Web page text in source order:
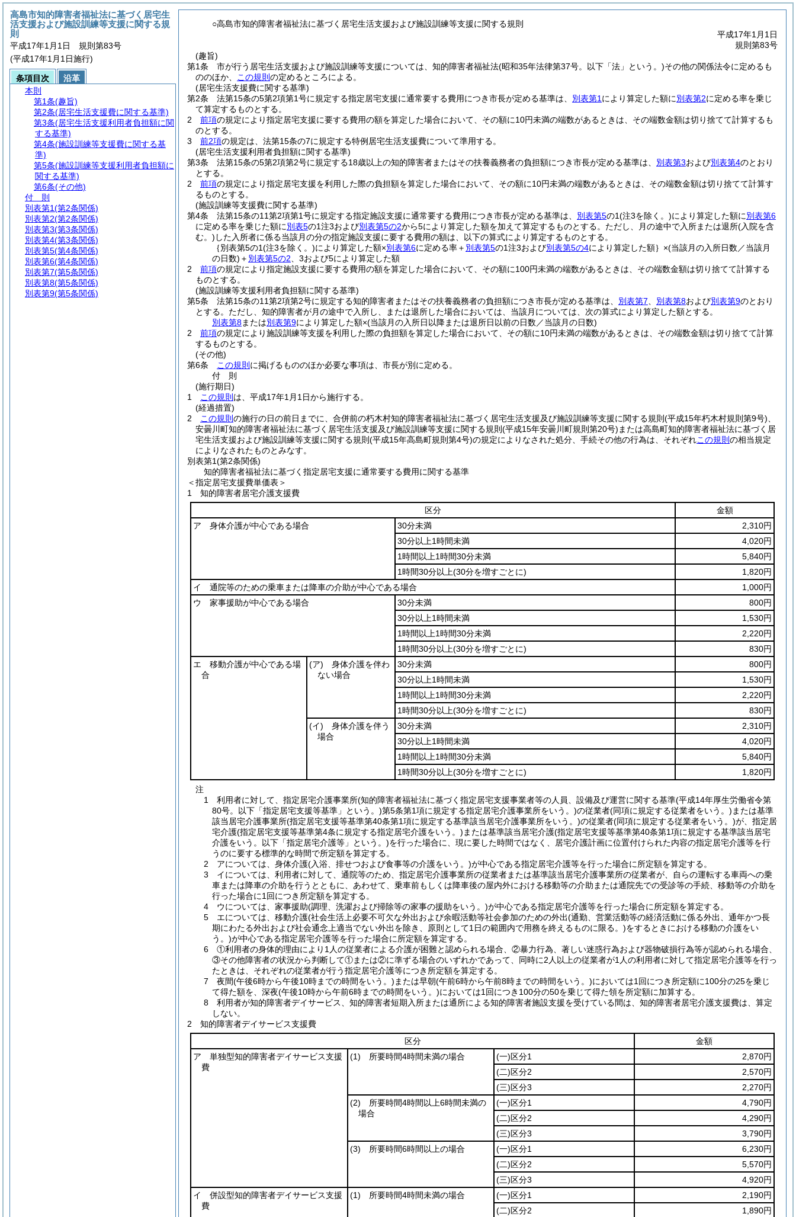
○高島市知的障害者福祉法に基づく居宅生活支援および施設訓練等支援に関する規則
平成17年1月1日
規則第83号
(趣旨)
第1条
市が行う居宅生活支援および施設訓練等支援については、知的障害者福祉法(昭和35年法律第37号。以下「法」という。)その他の関係法令に定めるも
ののほか、
この規則 の定めるところによる。
(居宅生活支援費に関する基準)
第2条
法第15条の5第2項第1号に規定する指定居宅支援に通常要する費用につき市長が定める基準は、 別表第1 により算定した額に別表第2に定める率を乗じ
て算定するものとする。
2
前項の規定により指定居宅支援に要する費用の額を算定した場合において、その額に10円未満の端数があるときは、その端数金額は切り捨てて計算するも
のとする。
3
前2項の規定は、法第15条の7に規定する特例居宅生活支援費について準用する。
(居宅生活支援利用者負担額に関する基準)
第3条
法第15条の5第2項第2号に規定する18歳以上の知的障害者またはその扶養義務者の負担額につき市長が定める基準は、 別表第3および別表第4のとおり
とする。
2
前項の規定により指定居宅支援を利用した際の負担額を算定した場合において、その額に10円未満の端数があるときは、その端数金額は切り捨てて計算す
るものとする。
(施設訓練等支援費に関する基準)
第4条
法第15条の11第2項第1号に規定する指定施設支援に通常要する費用につき市長が定める基準は、 別表第5の1(注3を除く。)により算定した額に別表第6
に定める率を乗じた額に別表5の1注3および別表第5の2から5により算定した額を加えて算定するものとする。 ただし、月の途中で入所または退所(入院を含
む。) した入所者に係る当該月の分の指定施設支援に要する費用の額は、以下の算式により算定するものとする。
｛別表第5の1(注3を除く。)により算定した額×別表第6に定める率＋ 別表第5の1注3および別表第5の4により算定した額｝×(当該月の入所日数／当該月
の日数) ＋ 別表第5の2 、3および5により算定した額
2
前項の規定により指定施設支援に要する費用の額を算定した場合において、その額に100円未満の端数があるときは、その端数金額は切り捨てて計算する
ものとする。
(施設訓練等支援利用者負担額に関する基準)
第5条
法第15条の11第2項第2号に規定する知的障害者またはその扶養義務者の負担額につき市長が定める基準は、 別表第7 別表第8および別表第9のとおり
とする。 ただし、知的障害者が月の途中で入所し、または退所した場合においては、当該月については、次の算式により算定した額とする。
別表第8または別表第9により算定した額×(当該月の入所日以降または退所日以前の日数／当該月の日数)
2
前項の規定により施設訓練等支援を利用した際の負担額を算定した場合において、その額に10円未満の端数があるときは、その端数金額は切り捨てて計算
するものとする。
(その他)
第6条
この規則 に掲げるもののほか必要な事項は、市長が別に定める。
付 則
(施行期日)
1
この規則 は、平成17年1月1日から施行する。
(経過措置)
2
この規則 の施行の日の前日までに、合併前の朽木村知的障害者福祉法に基づく居宅生活支援及び施設訓練等支援に関する規則 (平成15年朽木村規則第9号)
安曇川町知的障害者福祉法に基づく居宅生活支援及び施設訓練等支援に関する規則 (平成15年安曇川町規則第20号) または高島町知的障害者福祉法に基づく居
宅生活支援および施設訓練等支援に関する規則 (平成15年高島町規則第4号)の規定によりなされた処分、手続その他の行為は、それぞれこの規則 の相当規定
によりなされたものとみなす。
別表第1(第2条関係)
知的障害者福祉法に基づく指定居宅支援に通常要する費用に関する基準
＜指定居宅支援費単価表＞
1 知的障害者居宅介護支援費
区分
金額
ア 身体介護が中心である場合
30分未満
2,310円
30分以上1時間未満
4,020円
1時間以上1時間30分未満
5,840円
1時間30分以上(30分を増すごとに)
1,820円
イ 通院等のための乗車または降車の介助が中心である場合
1,000円
ウ 家事援助が中心である場合
30分未満
800円
30分以上1時間未満
1,530円
1時間以上1時間30分未満
2,220円
1時間30分以上(30分を増すごとに)
830円
エ 移動介護が中心である場
合
(ア) 身体介護を伴わ
ない場合
30分未満
800円
30分以上1時間未満
1,530円
1時間以上1時間30分未満
2,220円
1時間30分以上(30分を増すごとに)
830円
(イ) 身体介護を伴う
場合
30分未満
2,310円
30分以上1時間未満
4,020円
1時間以上1時間30分未満
5,840円
1時間30分以上(30分を増すごとに)
1,820円
注
1 利用者に対して、指定居宅介護事業所(知的障害者福祉法に基づく指定居宅支援事業者等の人員、設備及び運営に関する基準(平成14年厚生労働省令第
80号。以下「指定居宅支援等基準」という。)第5条第1項に規定する指定居宅介護事業所をいう。)の従業者(同項に規定する従業者をいう。)または基準
該当居宅介護事業所(指定居宅支援等基準第40条第1項に規定する基準該当居宅介護事業所をいう。)の従業者(同項に規定する従業者をいう。)が、指定居
宅介護(指定居宅支援等基準第4条に規定する指定居宅介護をいう。)または基準該当居宅介護(指定居宅支援等基準第40条第1項に規定する基準該当居宅
介護をいう。以下「指定居宅介護等」という。)を行った場合に、現に要した時間ではなく、居宅介護計画に位置付けられた内容の指定居宅介護等を行
うのに要する標準的な時間で所定額を算定する。
2 アについては、身体介護(入浴、排せつおよび食事等の介護をいう。)が中心である指定居宅介護等を行った場合に所定額を算定する。
3 イについては、利用者に対して、通院等のため、指定居宅介護事業所の従業者または基準該当居宅介護事業所の従業者が、自らの運転する車両への乗
車または降車の介助を行うとともに、あわせて、乗車前もしくは降車後の屋内外における移動等の介助または通院先での受診等の手続、移動等の介助を
行った場合に1回につき所定額を算定する。
4 ウについては、家事援助(調理、洗濯および掃除等の家事の援助をいう。)が中心である指定居宅介護等を行った場合に所定額を算定する。
5 エについては、移動介護(社会生活上必要不可欠な外出および余暇活動等社会参加のための外出(通勤、営業活動等の経済活動に係る外出、通年かつ長
期にわたる外出および社会通念上適当でない外出を除き、原則として1日の範囲内で用務を終えるものに限る。)をするときにおける移動の介護をい
う。)が中心である指定居宅介護等を行った場合に所定額を算定する。
6 ①利用者の身体的理由により1人の従業者による介護が困難と認められる場合、②暴力行為、著しい迷惑行為および器物破損行為等が認められる場合、
③その他障害者の状況から判断して①または②に準ずる場合のいずれかであって、同時に2人以上の従業者が1人の利用者に対して指定居宅介護等を行っ
たときは、それぞれの従業者が行う指定居宅介護等につき所定額を算定する。
7 夜間(午後6時から午後10時までの時間をいう。)または早朝(午前6時から午前8時までの時間をいう。)においては1回につき所定額に100分の25を乗じ
て得た額を、深夜(午後10時から午前6時までの時間をいう。)においては1回につき100分の50を乗じて得た領を所定額に加算する。
8 利用者が知的障害者デイサービス、知的障害者短期入所または通所による知的障害者施設支援を受けている間は、知的障害者居宅介護支援費は、算定
しない。
2 知的障害者デイサービス支援費
区分
金額
ア 単独型知的障害者デイサービス支援
費
(1) 所要時間4時間未満の場合 (一)区分1
2,870円
(二)区分2
2,570円
(三)区分3
2,270円
(2) 所要時間4時間以上6時間未満の
場合
(一)区分1
4,790円
(二)区分2
4,290円
(三)区分3
3,790円
(3) 所要時間6時間以上の場合 (一)区分1
6,230円
(二)区分2
5,570円
(三)区分3
4,920円
イ 併設型知的障害者デイサービス支援
費
(1) 所要時間4時間未満の場合 (一)区分1
2,190円
(二)区分2
1,890円
高島市知的障害者福祉法に基づく居宅生
活支援および施設訓練等支援に関する規
則
平成17年1月1日 規則第83号
(平成17年1月1日施行)
条項目次
沿革
本則
第1条(趣旨)
第2条(居宅生活支援費に関する基準)
第3条(居宅生活支援利用者負担額に関
する基準)
第4条(施設訓練等支援費に関する基
準)
第5条(施設訓練等支援利用者負担額に
関する基準)
第6条(その他)
付 則
別表第1(第2条関係)
別表第2(第2条関係)
別表第3(第3条関係)
別表第4(第3条関係)
別表第5(第4条関係)
別表第6(第4条関係)
別表第7(第5条関係)
別表第8(第5条関係)
別表第9(第5条関係)